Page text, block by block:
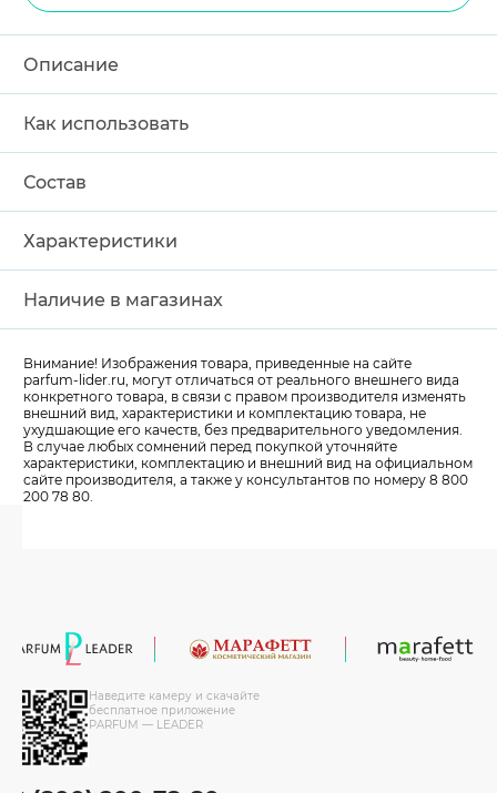
Описание
Как использовать
Состав
Характеристики
Наличие в магазинах
Внимание! Изображения товара, приведенные на сайте
parfum-lider.ru, могут отличаться от реального внешнего вида
конкретного товара, в связи с правом производителя изменять
внешний вид, характеристики и комплектацию товара, не
ухудшающие его качеств, без предварительного уведомления.
В случае любых сомнений перед покупкой уточняйте
характеристики, комплектацию и внешний вид на официальном
сайте производителя, а также у консультантов по номеру 8 800
200 78 80.
Наведите камеру и скачайте
бесплатное приложение
PARFUM — LEADER